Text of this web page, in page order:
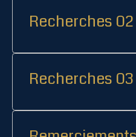
Recherches 02
Recherches 03